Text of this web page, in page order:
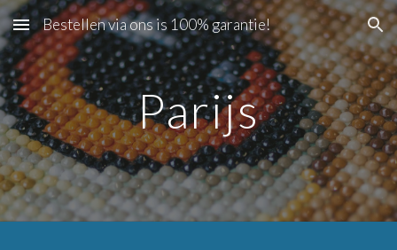
Skip to main content Skip to navigation
Bestellen via ons is 100% garantie!
Parijs